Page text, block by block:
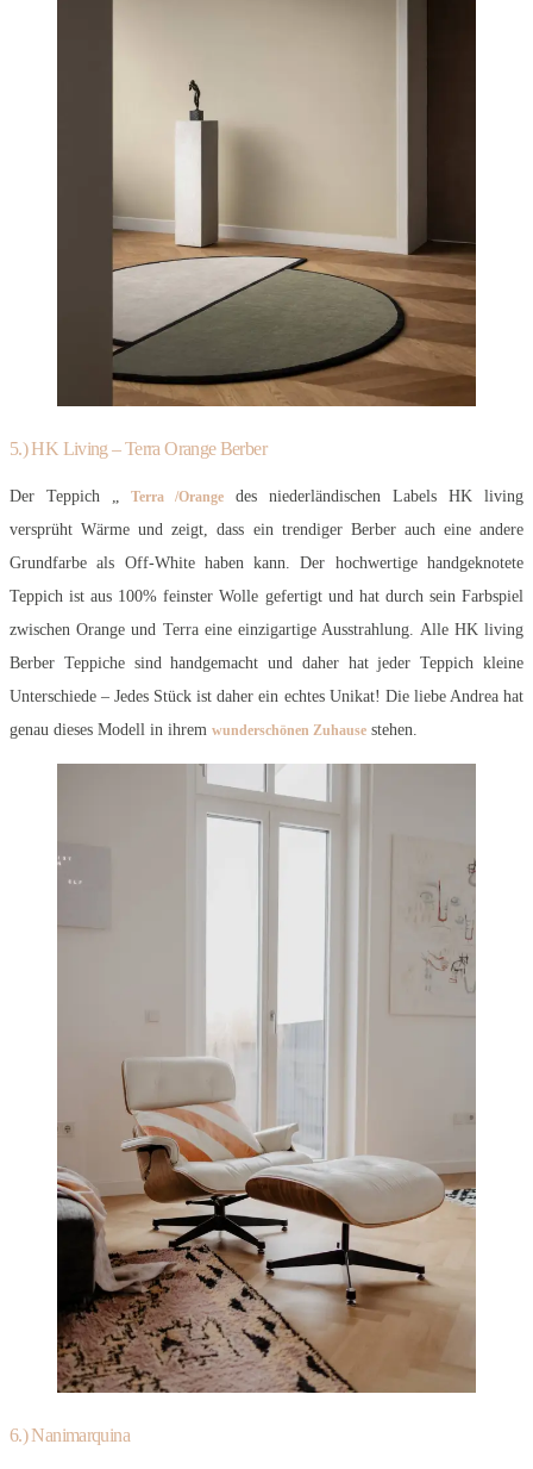
5.) HK Living – Terra Orange Berber
Der Teppich „ Terra /Orange des niederländischen Labels HK living
versprüht Wärme und zeigt, dass ein trendiger Berber auch eine andere
Grundfarbe als Off-White haben kann. Der hochwertige handgeknotete
Teppich ist aus 100% feinster Wolle gefertigt und hat durch sein Farbspiel
zwischen Orange und Terra eine einzigartige Ausstrahlung. Alle HK living
Berber Teppiche sind handgemacht und daher hat jeder Teppich kleine
Unterschiede – Jedes Stück ist daher ein echtes Unikat! Die liebe Andrea hat
genau dieses Modell in ihrem wunderschönen Zuhause stehen.
6.) Nanimarquina